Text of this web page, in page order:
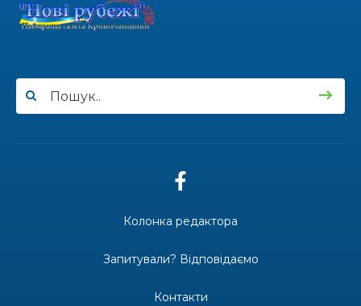
100-ий день народження відзначила
жителька Первозванівки Олена
16.07.2026
ДОЩІ СТРИМУЮТЬ ЖНИВА
Колонка редактора
Запитували? Відповідаємо
Контакти